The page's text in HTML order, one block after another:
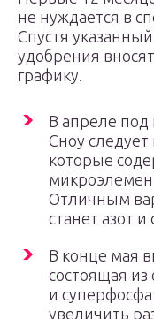
не нуждается в
Спустя
удобрения
графику.
В апреле под
Сноу
которые
Отличным
станет азот
В конце мая
состоящая из
и
увеличить